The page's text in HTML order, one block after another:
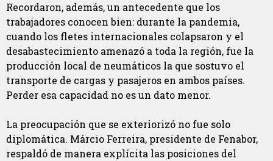
Recordaron, además, un antecedente que los
trabajadores conocen bien: durante la pandemia,
cuando los fletes internacionales colapsaron y el
desabastecimiento amenazó a toda la región, fue la
producción local de neumáticos la que sostuvo el
transporte de cargas y pasajeros en ambos países.
Perder esa capacidad no es un dato menor.
La preocupación que se exteriorizó no fue solo
diplomática. Márcio Ferreira, presidente de Fenabor,
respaldó de manera explícita las posiciones del